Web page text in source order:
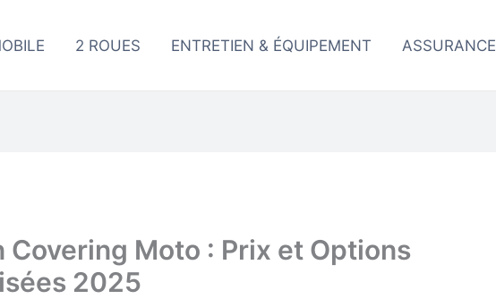
2 ROUES ENTRETIEN & ÉQUIPEMENT ASSURANCE
Covering Moto : Prix et Options
2025